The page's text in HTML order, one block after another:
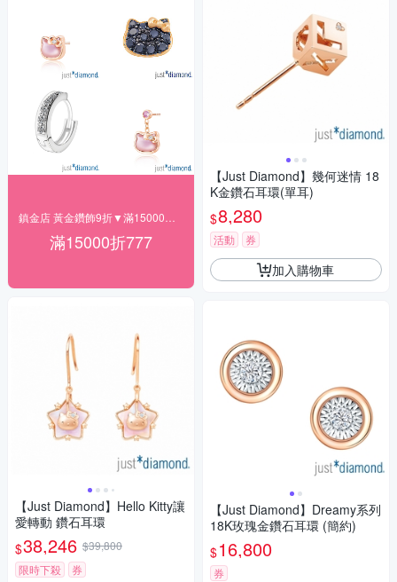
滿15000折777
【Just Diamond】Hello Kitty讓
愛轉動 鑽石耳環
$38,246 $39,800
限時下殺
券
【Just Diamond】幾何迷情 18
K金鑽石耳環(單耳)
$8,280
活動 券
加入購物車
【Just Diamond】Dreamy系列
18K玫瑰金鑽石耳環 (簡約)
$16,800
券